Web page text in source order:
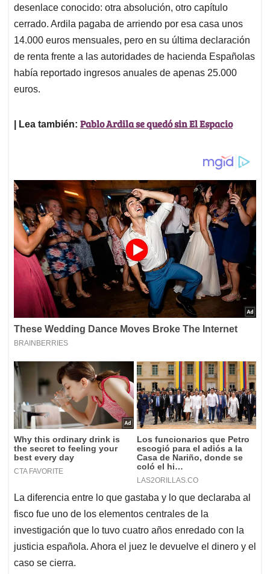
desenlace conocido: otra absolución, otro capítulo
cerrado. Ardila pagaba de arriendo por esa casa unos
14.000 euros mensuales, pero en su última declaración
de renta frente a las autoridades de hacienda Españolas
había reportado ingresos anuales de apenas 25.000
euros.
| Lea también: Pablo Ardila se quedó sin El Espacio
La diferencia entre lo que gastaba y lo que declaraba al
fisco fue uno de los elementos centrales de la
investigación que lo tuvo cuatro años enredado con la
justicia española. Ahora el juez le devuelve el dinero y el
caso se cierra.